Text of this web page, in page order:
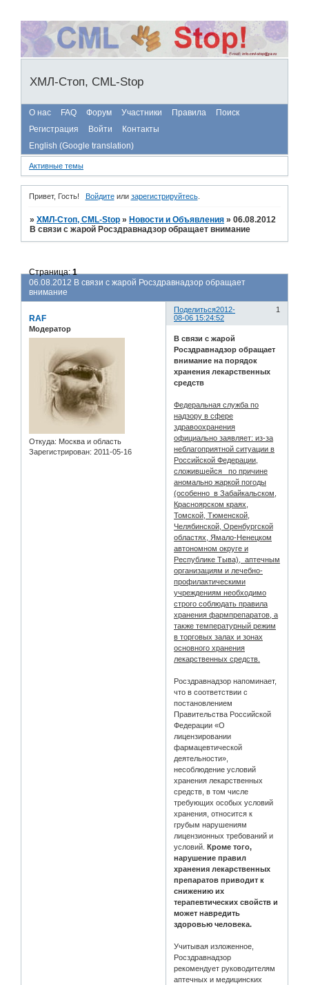
ХМЛ-Стоп, CML-Stop
О нас FAQ Форум Участники Правила
Поиск
Регистрация
Войти
Контакты
English (Google translation)
Активные темы
Привет, Гость! Войдитеили зарегистрируйтесь.
»ХМЛ-Стоп, CML-Stop » Новости и Объявления »06.08.2012
В связи с жарой Росздравнадзор обращает внимание
06.08.2012 В связи с жарой Росздравнадзор обращает
внимание
Страница:1
Поделиться 1
2012-
08-06 15:24:52
RAF
Модератор
Откуда: Москва и область
Зарегистрирован: 2011-05-16
В связи с жарой
Росздравнадзор обращает
внимание на порядок
хранения лекарственных
средств
Федеральная служба по
надзору в сфере
здравоохранения
официально заявляет: из-за
неблагоприятной ситуации в
Российской Федерации,
сложившейся по причине
аномально жаркой погоды
(особенно в Забайкальском,
Красноярском краях,
Томской, Тюменской,
Челябинской, Оренбургской
областях, Ямало-Ненецком
автономном округе и
Республике Тыва), аптечным
организациям и лечебно-
профилактическими
учреждениям необходимо
строго соблюдать правила
хранения фармпрепаратов, а
также температурный режим
в торговых залах и зонах
основного хранения
лекарственных средств.
Росздравнадзор напоминает,
что в соответствии с
постановлением
Правительства Российской
Федерации «О
лицензировании
фармацевтической
деятельности»,
несоблюдение условий
хранения лекарственных
средств, в том числе
требующих особых условий
хранения, относится к
грубым нарушениям
лицензионных требований и
условий.Кроме того,
нарушение правил
хранения лекарственных
препаратов приводит к
снижению их
терапевтических свойств и
может навредить
здоровью человека.
Учитывая изложенное,
Росздравнадзор
рекомендует руководителям
аптечных и медицинских